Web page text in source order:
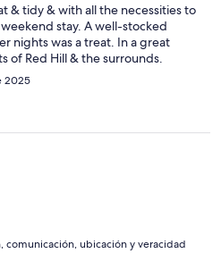
& tidy & with all the necessities to
stay. A well-stocked
nights was a treat. In a great
of Red Hill & the surrounds.
2025
comunicación, ubicación y veracidad